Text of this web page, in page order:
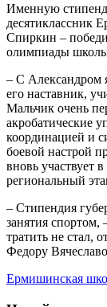
Именную
десятиклассник
Спиркин –
олимпиады
– С Александром
его наставник,
Мальчик очень
акробатические
координацией и
боевой настрой
вновь участвует
региональный
– Стипендия
занятия спортом,
тратить не стал,
Федору
Ермишинская